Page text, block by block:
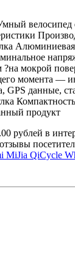
мокрой
момента —
данные,
продукт
рублей в
MiJia QiCycle